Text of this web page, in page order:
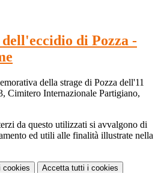
di Pozza -
della strage di Pozza dell'11
Cimitero Internazionale Partigiano,
da questo utilizzati si avvalgono di
ed utili alle finalità illustrate nella
cookies Accetta tutti i cookies